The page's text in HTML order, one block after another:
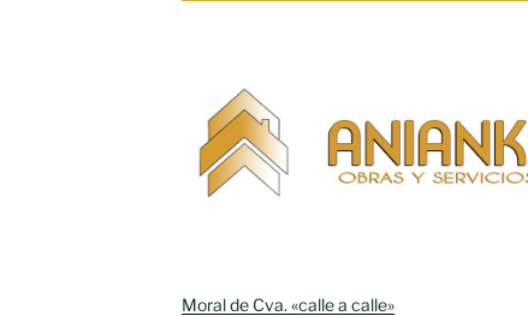
Moral de Cva. «calle a calle»